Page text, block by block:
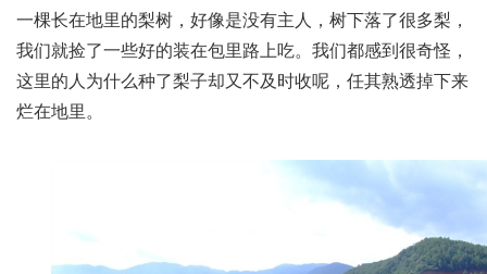
一棵长在地里的梨树，好像是没有主人，树下落了很多梨，
我们就捡了一些好的装在包里路上吃。我们都感到很奇怪，
这里的人为什么种了梨子却又不及时收呢，任其熟透掉下来
烂在地里。